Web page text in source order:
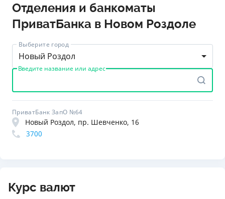
Отделения и банкоматы
ПриватБанка в Новом Роздоле
Выберите город
Новый Роздол
Введите название или адрес
ПриватБанк ЗапО №64
Новый Роздол, пр. Шевченко, 16
3700
Курс валют